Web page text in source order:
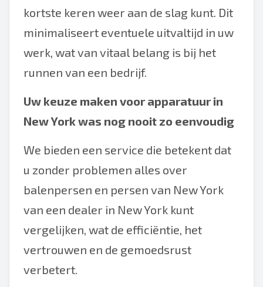
kortste keren weer aan de slag kunt. Dit
minimaliseert eventuele uitvaltijd in uw
werk, wat van vitaal belang is bij het
runnen van een bedrijf.
Uw keuze maken voor apparatuur in
New York was nog nooit zo eenvoudig
We bieden een service die betekent dat
u zonder problemen alles over
balenpersen en persen van New York
van een dealer in New York kunt
vergelijken, wat de efficiëntie, het
vertrouwen en de gemoedsrust
verbetert.